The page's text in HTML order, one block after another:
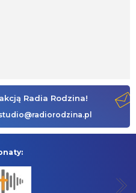
Radia Rodzina!